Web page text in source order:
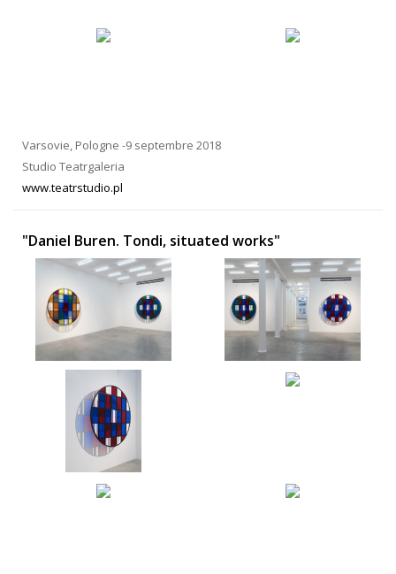
Varsovie, Pologne -9 septembre 2018
Studio Teatrgaleria
www.teatrstudio.pl
"Daniel Buren. Tondi, situated works"